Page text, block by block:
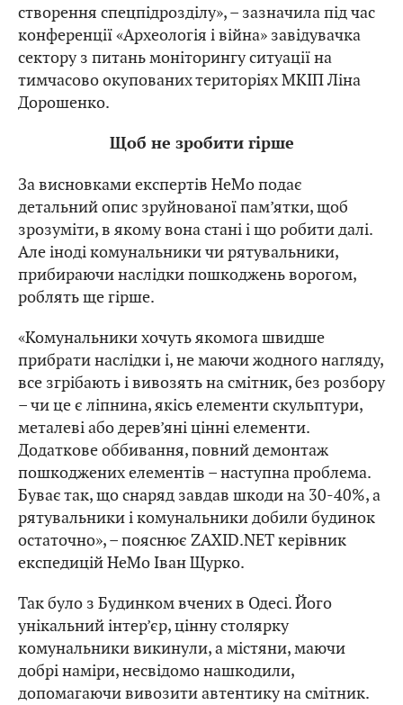
створення спецпідрозділу», – зазначила під час
конференції «Археологія і війна» завідувачка
сектору з питань моніторингу ситуації на
тимчасово окупованих територіях МКІП Ліна
Дорошенко.
Щоб не зробити гірше
За висновками експертів HeMo подає
детальний опис зруйнованої пам’ятки, щоб
зрозуміти, в якому вона стані і що робити далі.
Але іноді комунальники чи рятувальники,
прибираючи наслідки пошкоджень ворогом,
роблять ще гірше.
«Комунальники хочуть якомога швидше
прибрати наслідки і, не маючи жодного нагляду,
все згрібають і вивозять на смітник, без розбору
– чи це є ліпнина, якісь елементи скульптури,
металеві або дерев’яні цінні елементи.
Додаткове оббивання, повний демонтаж
пошкоджених елементів – наступна проблема.
Буває так, що снаряд завдав шкоди на 30-40%, а
рятувальники і комунальники добили будинок
остаточно», – пояснює ZAXID.NET керівник
експедицій HeMo Іван Щурко.
Так було з Будинком вчених в Одесі. Його
унікальний інтер’єр, цінну столярку
комунальники викинули, а містяни, маючи
добрі наміри, несвідомо нашкодили,
допомагаючи вивозити автентику на смітник.